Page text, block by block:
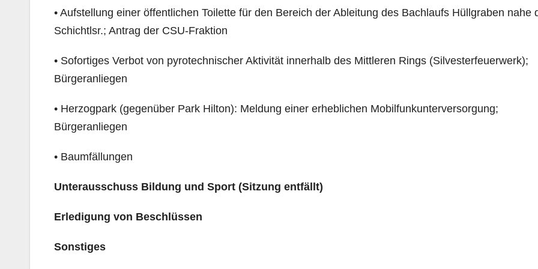
• Aufstellung einer öffentlichen Toilette für den Bereich der Ableitung des Bachlaufs Hüllgraben nahe
Schichtlsr.; Antrag der CSU-Fraktion
• Sofortiges Verbot von pyrotechnischer Aktivität innerhalb des Mittleren Rings (Silvesterfeuerwerk);
Bürgeranliegen
• Herzogpark (gegenüber Park Hilton): Meldung einer erheblichen Mobilfunkunterversorgung;
Bürgeranliegen
• Baumfällungen
Unterausschuss Bildung und Sport (Sitzung entfällt)
Erledigung von Beschlüssen
Sonstiges